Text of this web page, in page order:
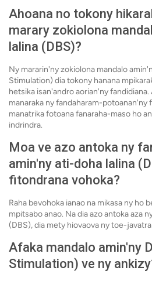
Ahoana no tokony
marary zokiolona
lalina (DBS)?
Ny mararin'ny zokiolona mandalo
Stimulation) dia tokony hanana
hetsika isan'andro aorian'ny
manaraka ny fandaharam-potoanan'ny
manatrika fotoana fanaraha-maso ho
indrindra.
Moa ve azo antoka ny
amin'ny ati-doha lalina
fitondrana vohoka?
Raha bevohoka ianao na mikasa ny ho
mpitsabo anao. Na dia azo antoka aza
(DBS), dia mety hiovaova ny toe-
Afaka mandalo amin'ny
Stimulation) ve ny